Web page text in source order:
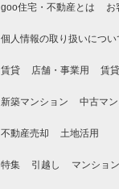
goo住宅・不動産とは お
個人情報の取り扱いについ
賃貸 店舗・事業用 賃
新築マンション 中古マ
不動産売却 土地活用
特集 引越し マンショ